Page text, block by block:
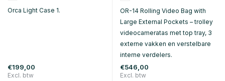
Orca Light Case 1.
€199,00
Excl. btw
OR-14 Rolling Video Bag with
Large External Pockets – trolley
videocameratas met top tray, 3
externe vakken en verstelbare
interne verdelers.
€546,00
Excl. btw